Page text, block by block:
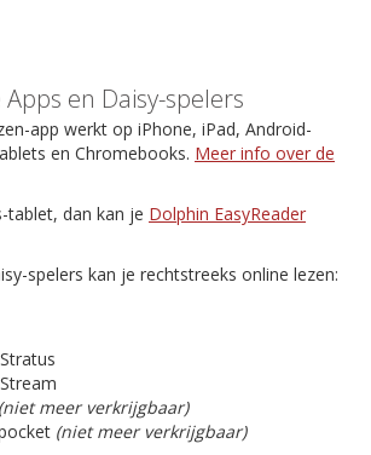
en Daisy-spelers
app werkt op iPhone, iPad, Android-
en Chromebooks. Meer info over de
tablet, dan kan je Dolphin EasyReader
spelers kan je rechtstreeks online lezen:
(niet meer verkrijgbaar)
(niet meer verkrijgbaar)